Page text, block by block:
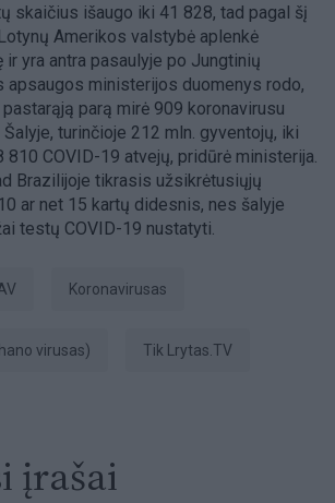
skaičius išaugo iki 41 828, tad pagal šį
Amerikos valstybė aplenkė
ir yra antra pasaulyje po Jungtinių
apsaugos ministerijos duomenys rodo,
parą mirė 909 koronavirusu
turinčioje 212 mln. gyventojų, iki
COVID-19 atvejų, pridūrė ministerija.
Brazilijoje tikrasis užsikrėtusiųjų
ar net 15 kartų didesnis, nes šalyje
testų COVID-19 nustatyti.
koronavirusas
virusas) tik Lrytas.TV
įrašai